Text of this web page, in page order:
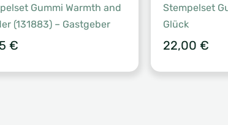
Gummi Warmth and
(131883) – Gastgeber
€
Stempelset
Glück
22,00 €